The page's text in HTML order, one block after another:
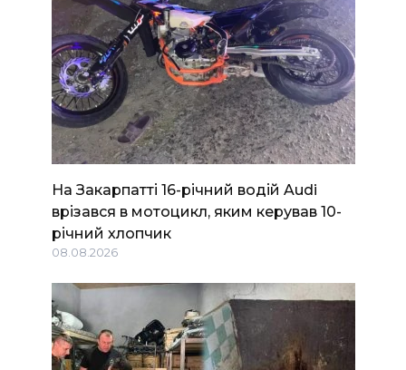
На Закарпатті 16-річний водій Audi
врізався в мотоцикл, яким керував 10-
річний хлопчик
08.08.2026